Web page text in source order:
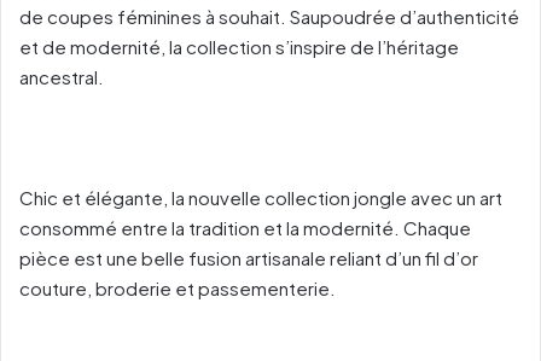
de coupes féminines à souhait. Saupoudrée d’authenticité
et de modernité, la collection s’inspire de l’héritage
ancestral.
Chic et élégante, la nouvelle collection jongle avec un art
consommé entre la tradition et la modernité. Chaque
pièce est une belle fusion artisanale reliant d’un fil d’or
couture, broderie et passementerie.